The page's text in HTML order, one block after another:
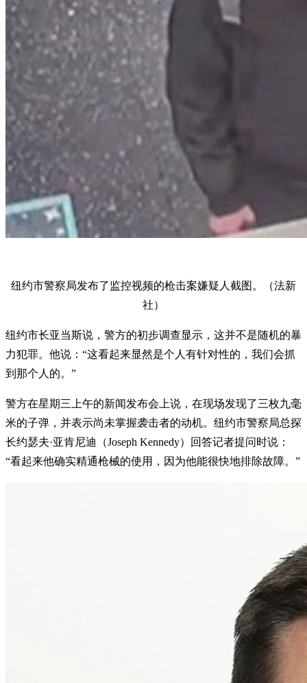
纽约市警察局发布了监控视频的枪击案嫌疑人截图。（法新
社）
纽约市长亚当斯说，警方的初步调查显示，这并不是随机的暴
力犯罪。他说：“这看起来显然是个人有针对性的，我们会抓
到那个人的。”
警方在星期三上午的新闻发布会上说，在现场发现了三枚九毫
米的子弹，并表示尚未掌握袭击者的动机。纽约市警察局总探
长约瑟夫·亚肯尼迪（Joseph Kennedy）回答记者提问时说：
“看起来他确实精通枪械的使用，因为他能很快地排除故障。”